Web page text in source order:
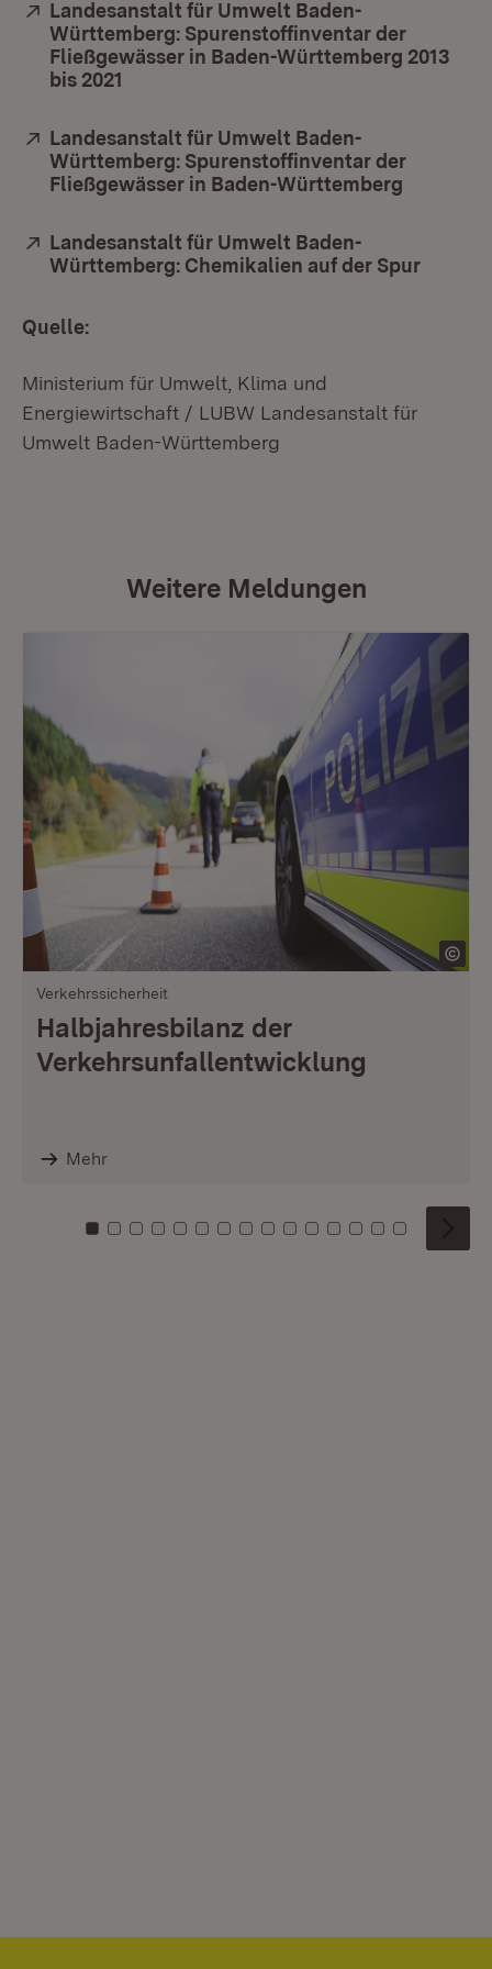
Extern:
Landesanstalt für Umwelt Baden-
Württemberg: Spurenstoffinventar der
Fließgewässer in Baden-Württemberg 2013
bis 2021
Extern:
Landesanstalt für Umwelt Baden-
Württemberg: Spurenstoffinventar der
Fließgewässer in Baden-Württemberg
Extern:
Landesanstalt für Umwelt Baden-
Württemberg: Chemikalien auf der Spur
Quelle:
Ministerium für Umwelt, Klima und
Energiewirtschaft / LUBW Landesanstalt für
Umwelt Baden-Württemberg
Weitere Meldungen
Verkehrssicherheit
Halbjahresbilanz der
Verkehrsunfallentwicklung
Mehr
Zu Kachel: 0
Zu Kachel: 1
Zu Kachel: 2
Zu Kachel: 3
Zu Kachel: 4
Zu Kachel: 5
Zu Kachel: 6
Zu Kachel: 7
Zu Kachel: 8
Zu Kachel: 9
Zu Kachel: 10
Zu Kachel: 11
Zu Kachel: 12
Zu Kachel:
Zu